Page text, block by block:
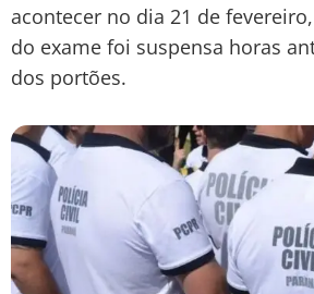
acontecer no dia 21 de
do exame foi suspensa horas
dos portões.